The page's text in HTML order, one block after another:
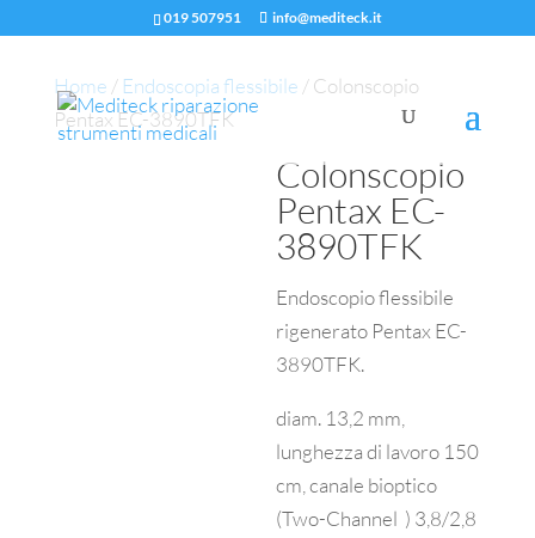
019 507951 info@mediteck.it
Home / Endoscopia flessibile / Colonscopio
Pentax EC-3890TFK
Colonscopio
Pentax EC-
3890TFK
Endoscopio flessibile
rigenerato Pentax EC-
3890TFK.
diam. 13,2 mm,
lunghezza di lavoro 150
cm, canale bioptico
(Two-Channel ) 3,8/2,8